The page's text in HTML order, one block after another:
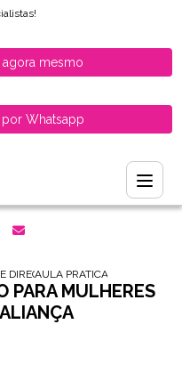
agora mesmo
Whatsapp
HABILITADOS
DIRECAO DE CARRO PARA
AULA PRATICA DE CARRO
PARA MULHERES